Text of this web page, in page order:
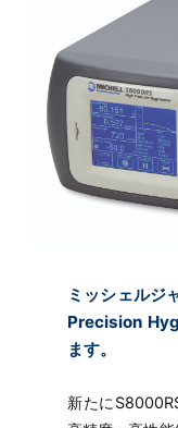
ミッシェルジ
Precision
ます。
新たに